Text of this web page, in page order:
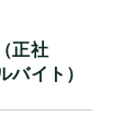
正社
バイト）